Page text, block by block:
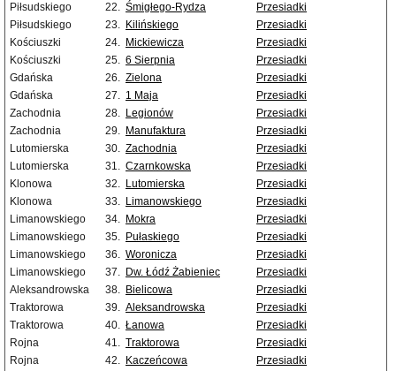
Piłsudskiego
22. Śmigłego-Rydza
Przesiadki
Piłsudskiego
23. Kilińskiego
Przesiadki
Kościuszki
24. Mickiewicza
Przesiadki
Kościuszki
25. 6 Sierpnia
Przesiadki
Gdańska
26. Zielona
Przesiadki
Gdańska
27. 1 Maja
Przesiadki
Zachodnia
28. Legionów
Przesiadki
Zachodnia
29. Manufaktura
Przesiadki
Lutomierska
30. Zachodnia
Przesiadki
Lutomierska
31. Czarnkowska
Przesiadki
Klonowa
32. Lutomierska
Przesiadki
Klonowa
33. Limanowskiego
Przesiadki
Limanowskiego
34. Mokra
Przesiadki
Limanowskiego
35. Pułaskiego
Przesiadki
Limanowskiego
36. Woronicza
Przesiadki
Limanowskiego
37. Dw. Łódź Żabieniec
Przesiadki
Aleksandrowska
38. Bielicowa
Przesiadki
Traktorowa
39. Aleksandrowska
Przesiadki
Traktorowa
40. Łanowa
Przesiadki
Rojna
41. Traktorowa
Przesiadki
Rojna
42. Kaczeńcowa
Przesiadki